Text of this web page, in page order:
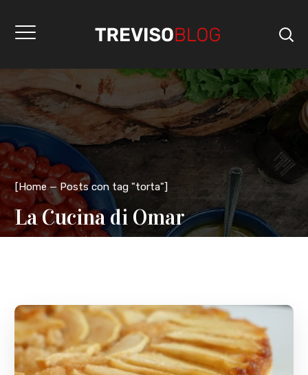
[Home Posts con tag "torta"]
La Cucina di Omar